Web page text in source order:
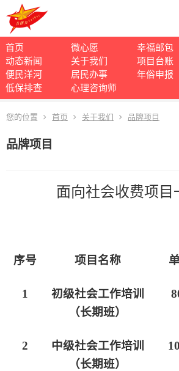
首页 微心愿 幸福邮包
动态新闻
关于我们 项目台账
便民洋河
居民办事 年俗申报
低保排查
心理咨询师
您的位置 首页 关于我们 品牌项目
品牌项目
面向社会收费项目
序号 项目名称
1
初级社会工作培训
（长期班）
2
中级社会工作培训
（长期班）